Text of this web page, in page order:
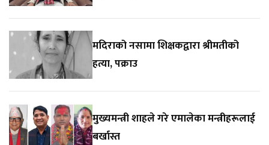
मदिराको नसामा शिक्षकद्वारा श्रीमतीको
हत्या, पक्राउ
मुख्यमन्त्री शाहले गरे एमालेका मन्त्रीहरूलाई
बर्खास्त